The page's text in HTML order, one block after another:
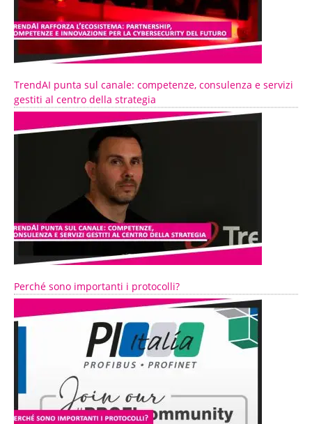
TrendAI punta sul canale: competenze, consulenza e servizi
gestiti al centro della strategia
Perché sono importanti i protocolli?